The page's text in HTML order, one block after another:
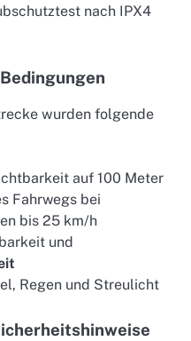
nach IPX4
wurden folgende
auf 100 Meter
Fahrwegs bei
bis 25 km/h
und
Regen und Streulicht